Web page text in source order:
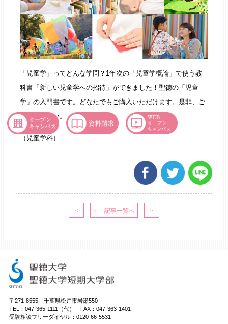
「児童学」ってどんな学問？1年次の「児童学概論」で使う教
科書「新しい児童学への招待」ができました！聖徳の「児童
学」の入門書です。どなたでもご購入いただけます。是非、ご
購入ください。
（児童学科）
〒271-8555 千葉県松戸市岩瀬550
TEL：047-365-1111（代） FAX：047-363-1401
受験相談フリーダイヤル：0120-66-5531